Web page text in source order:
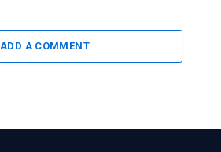
ADD A COMMENT